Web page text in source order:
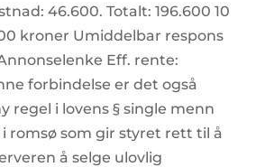
46.600. Totalt: 196.600 10
kroner Umiddelbar respons
Eff. rente:
forbindelse er det også
regel i lovens § single menn
romsø som gir styret rett til å
å selge ulovlig